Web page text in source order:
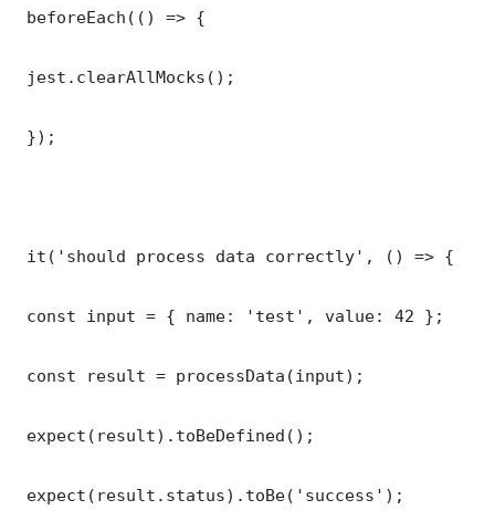
beforeEach(() => {
jest.clearAllMocks();
});
it('should process data correctly', () => {
const input = { name: 'test', value: 42 };
const result = processData(input);
expect(result).toBeDefined();
expect(result.status).toBe('success');